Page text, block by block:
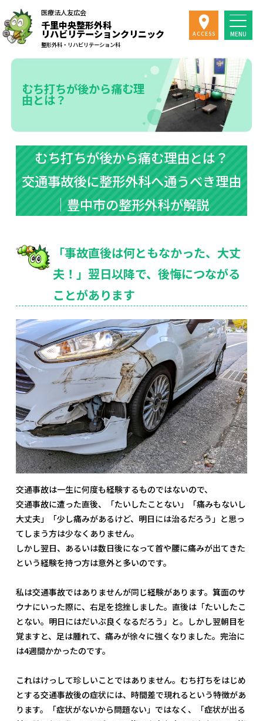
医療法人友広会
千里中央整形外科
リハビリテーションクリニック
整形外科・リハビリテーション科
ACCESS MENU
むち打ちが後から痛む理
由とは？
むち打ちが後から痛む理由とは？
交通事故後に整形外科へ通うべき理由
｜豊中市の整形外科が解説
「事故直後は何ともなかった、大丈
夫！」翌日以降で、後悔につながる
ことがあります
交通事故は一生に何度も経験するものではないので、
交通事故に遭った直後、「たいしたことない」「痛みもないし
大丈夫」「少し痛みがあるけど、明日には治るだろう」と思っ
てしまう方は少なくありません。
しかし翌日、あるいは数日後になって首や腰に痛みが出てきた
という経験を持つ方は意外と多いのです。
私は交通事故ではありませんが同じ経験があります。箕面のサ
ウナにいった際に、右足を捻挫しました。直後は「たいしたこ
とない。明日にはだいぶ良くなるだろう」と。しかし翌朝目を
覚ますと、足は腫れて、痛みが徐々に強くなりました。完治に
は4週間かかったのです。
これはけっして珍しいことではありません。むち打ちをはじめ
とする交通事故後の症状には、時間差で現れるという特徴があ
ります。「症状がないから問題ない」ではなく、「症状が出る